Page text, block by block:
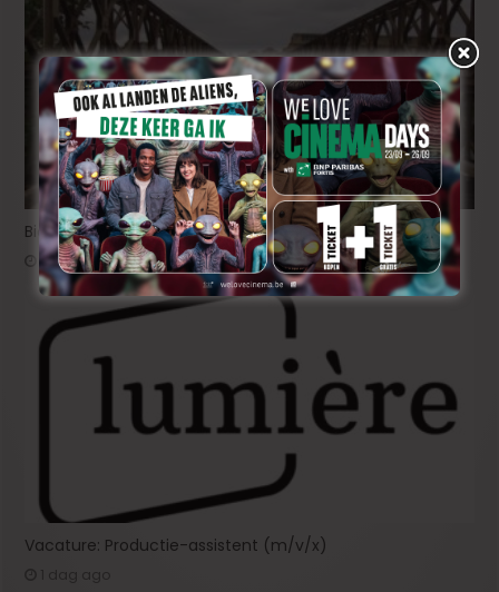
Bioscoopjournaal: ‘Frontera’
1 dag ago
Vacature: Productie-assistent (m/v/x)